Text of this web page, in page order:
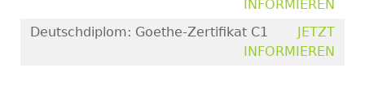
INFORMIEREN
Deutschdiplom: Goethe-Zertifikat C1
JETZT
INFORMIEREN